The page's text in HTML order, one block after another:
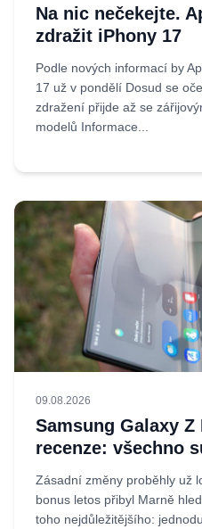
Na nic nečekejte.
zdražit iPhony 17
Podle nových informací by
17 už v pondělí Dosud se
zdražení přijde až se
modelů Informace...
09.08.2026
Samsung Galaxy Z
recenze: všechno
Zásadní změny proběhly už
bonus letos přibyl Marně
toho nejdůležitějšího: